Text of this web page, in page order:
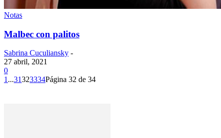
Notas
Malbec con palitos
Sabrina Cuculiansky -
27 abril, 2021
0
1 ...31323334Página 32 de 34